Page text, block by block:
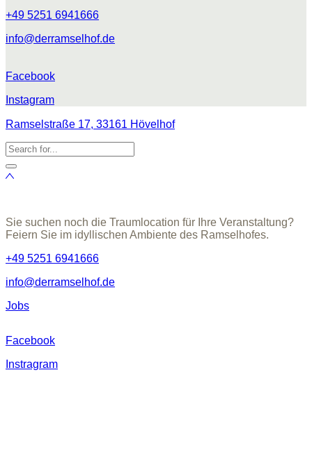
+49 5251 6941666
info@derramselhof.de
Facebook
Instagram
Ramselstraße 17, 33161 Hövelhof
Sie suchen noch die Traumlocation für Ihre Veranstaltung?
Feiern Sie im idyllischen Ambiente des Ramselhofes.
+49 5251 6941666
info@derramselhof.de
Jobs
Facebook
Instragram